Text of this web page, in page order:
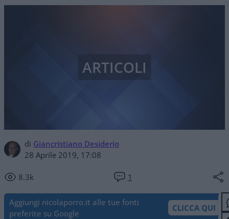
di Giancristiano Desiderio
28 Aprile 2019, 17:08
8.3k 1
ARTICOLI
Aggiungi nicolaporro.it alle tue fonti
preferite su Google
CLICCA QUI